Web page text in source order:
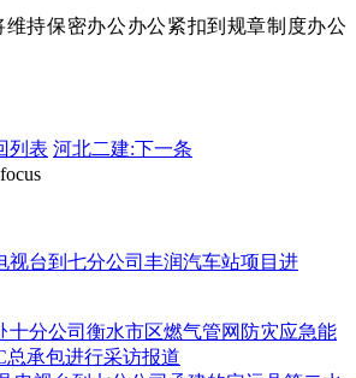
持保密办公办公紧扣到规章制度办公
列表 河北二建:下一条
视台到七分公司丰润汽车站项目进
十分公司衡水市区燃气管网防灾应急能
总承包进行采访报道